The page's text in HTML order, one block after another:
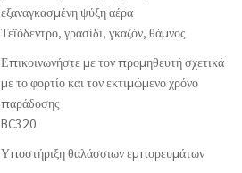
εξαναγκασμένη ψύξη αέρα
Τεϊόδεντρο, γρασίδι, γκαζόν, θάμνος
Επικοινωνήστε με τον προμηθευτή σχετικά
με το φορτίο και τον εκτιμώμενο χρόνο
παράδοσης
BC320
Υποστήριξη θαλάσσιων εμπορευμάτων